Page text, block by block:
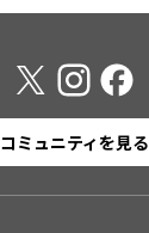
コミュニティを見る